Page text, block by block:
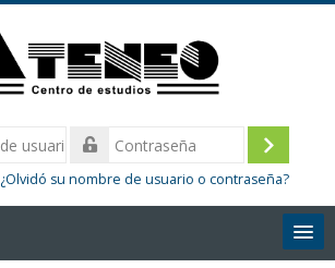
Acceder
¿Olvidó su nombre de usuario o contraseña?